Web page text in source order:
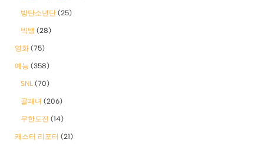
방탄소년단 (25)
빅뱅 (28)
영화 (75)
예능 (358)
SNL (70)
골때녀 (206)
무한도전 (14)
캐스터 리포터 (21)